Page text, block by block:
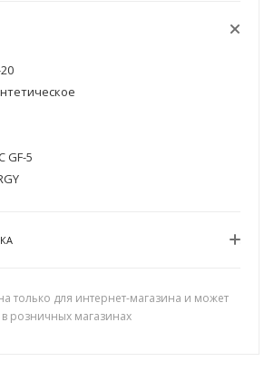
GF-5
только для интернет-магазина и может
в розничных магазинах